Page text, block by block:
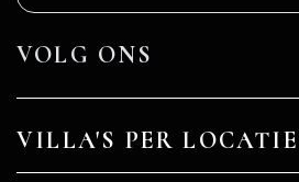
VILLA'S PER LOCATIE
VOLG ONS